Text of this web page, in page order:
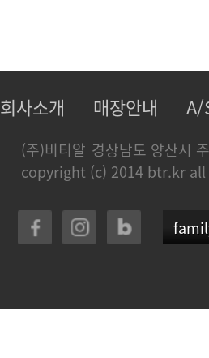
회사소개 매장안내 A/
(주)비티알 경상남도 양산시
copyright (c) 2014 btr.kr